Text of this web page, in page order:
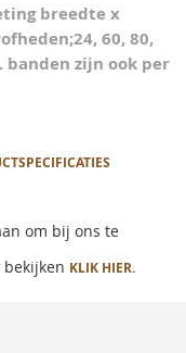
breedte x
60, 80,
banden zijn ook per
om bij ons te
KLIK HIER.